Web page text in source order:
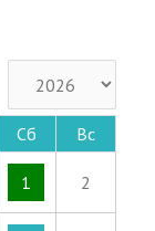
Сб Вс
1 2